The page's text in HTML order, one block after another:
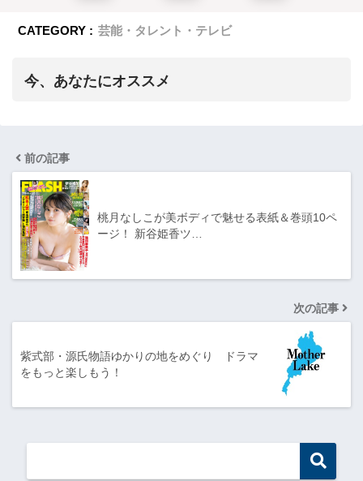
CATEGORY : 芸能・タレント・テレビ
今、あなたにオススメ
前の記事
桃月なしこが美ボディで魅せる表紙＆巻頭10ペ
ージ！ 新谷姫香ツ…
次の記事
紫式部・源氏物語ゆかりの地をめぐり ドラマ
をもっと楽しもう！